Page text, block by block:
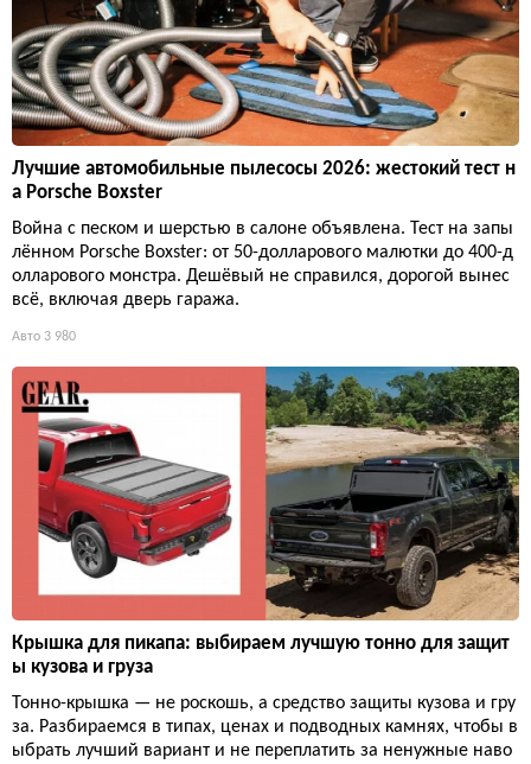
Лучшие автомобильные пылесосы 2026: жестокий тест н
а Porsche Boxster
Война с песком и шерстью в салоне объявлена. Тест на запы
лённом Porsche Boxster: от 50-долларового малютки до 400-д
олларового монстра. Дешёвый не справился, дорогой вынес
всё, включая дверь гаража.
Авто 3 980
Крышка для пикапа: выбираем лучшую тонно для защит
ы кузова и груза
Тонно-крышка — не роскошь, а средство защиты кузова и гру
за. Разбираемся в типах, ценах и подводных камнях, чтобы в
ыбрать лучший вариант и не переплатить за ненужные наво